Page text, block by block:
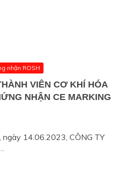
nhận ROSH
VIÊN CƠ KHÍ HÓA
NHẬN CE MARKING
ngày 14.06.2023, CÔNG TY